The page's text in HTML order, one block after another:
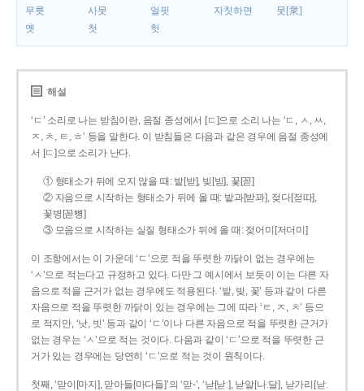
무릇
사뭇 얼핏 자칫하면
뭇[衆]
옛
첫 헛
해설
‘ㄷ’ 소리로 나는 받침이란, 음절 종성에서 [ㄷ]으로 소리 나는 ‘ㄷ, ㅅ, ㅆ,
ㅈ, ㅊ, ㅌ, ㅎ’ 등을 말한다. 이 받침들은 다음과 같은 경우에 음절 종성에
서 [ㄷ]으로 소리가 난다.
① 형태소가 뒤에 오지 않을 때: 밭[받], 빚[빋], 꽃[꼳]
② 자음으로 시작하는 형태소가 뒤에 올 때: 밭과[받꽈], 젖다[젇따],
꽃병[꼳뼝]
③ 모음으로 시작하는 실질 형태소가 뒤에 올 때: 젖어미[저더미]
이 조항에서는 이 가운데 ‘ㄷ’으로 적을 뚜렷한 까닭이 없는 경우에는
‘ㅅ’으로 적는다고 규정하고 있다. 다만 그 예시에서 보듯이 이는 다른 자
음으로 적을 근거가 없는 경우에도 적용된다. ‘밭, 빚, 꽃’ 등과 같이 다른
자음으로 적을 뚜렷한 까닭이 있는 경우에는 그에 따라 ‘ㅌ, ㅈ, ㅊ’ 등으
로 적지만, ‘낫, 빗’ 등과 같이 ‘ㄷ’이나 다른 자음으로 적을 뚜렷한 근거가
없는 경우는 ‘ㅅ’으로 적는 것이다. 다음과 같이 ‘ㄷ’으로 적을 뚜렷한 근
거가 있는 경우에는 당연히 ‘ㄷ’으로 적는 것이 원칙이다.
첫째, ‘맏이[마지], 맏아들[마다들]’의 ‘맏-’, ‘낟[낟ː], 낟알[나ː달], 낟가리[낟ː